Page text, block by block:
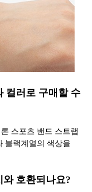
컬러로 구매할 수
스포츠 밴드 스트랩
블랙계열의 색상을
호환되나요?